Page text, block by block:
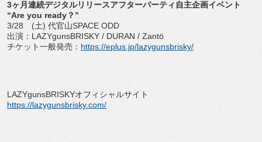
3ヶ月連続デジタルリリースアフターパーティ自主企画イベント
“Are you ready？”
3/28 (土) 代官山SPACE ODD
出演：LAZYgunsBRISKY / DURAN / Zantö
チケット一般発売： https://eplus.jp/lazygunsbrisky/
LAZYgunsBRISKYオフィシャルサイト
https://lazygunsbrisky.com/